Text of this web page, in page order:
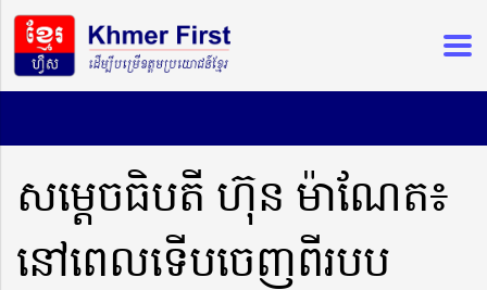
សម្តេចធិបតី ហ៊ុន ម៉ាណែត៖
នៅពេលទើបចេញពីរបប